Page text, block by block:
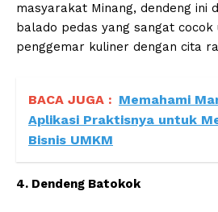
masyarakat Minang, dendeng ini
balado pedas yang sangat cocok
penggemar kuliner dengan cita
BACA JUGA : Memahami
Aplikasi Praktisnya untuk
Bisnis UMKM
4. Dendeng Batokok